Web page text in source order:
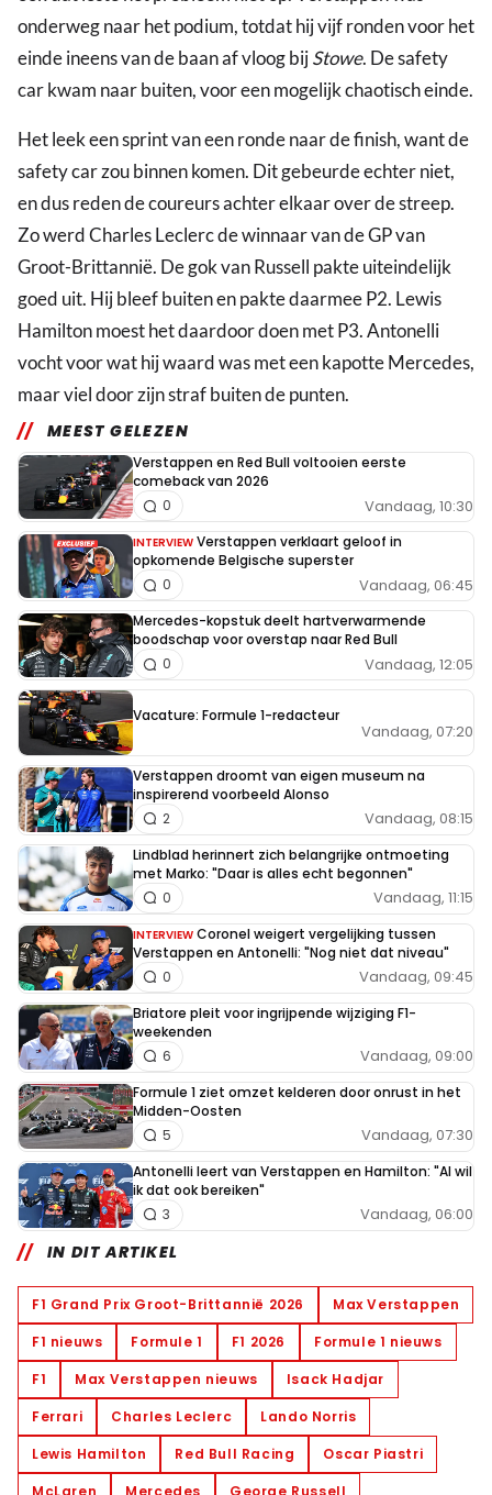
onderweg naar het podium, totdat hij vijf ronden voor het
einde ineens van de baan af vloog bijStowe. De safety
car kwam naar buiten, voor een mogelijk chaotisch einde.
Het leek een sprint van een ronde naar de finish, want de
safety car zou binnen komen. Dit gebeurde echter niet,
en dus reden de coureurs achter elkaar over de streep.
Zo werd Charles Leclerc de winnaar van de GP van
Groot-Brittannië. De gok van Russell pakte uiteindelijk
goed uit. Hij bleef buiten en pakte daarmee P2. Lewis
Hamilton moest het daardoor doen met P3. Antonelli
vocht voor wat hij waard was met een kapotte Mercedes,
maar viel door zijn straf buiten de punten.
MEEST GELEZEN
Verstappen en Red Bull voltooien eerste
comeback van 2026
Vandaag, 10:30
0
INTERVIEW Verstappen verklaart geloof in
opkomende Belgische superster
Vandaag, 06:45
0
Mercedes-kopstuk deelt hartverwarmende
boodschap voor overstap naar Red Bull
Vandaag, 12:05
0
Vacature: Formule 1-redacteur
Vandaag, 07:20
Verstappen droomt van eigen museum na
inspirerend voorbeeld Alonso
Vandaag, 08:15
2
Lindblad herinnert zich belangrijke ontmoeting
met Marko: "Daar is alles echt begonnen"
Vandaag, 11:15
0
INTERVIEW Coronel weigert vergelijking tussen
Verstappen en Antonelli: "Nog niet dat niveau"
Vandaag, 09:45
0
Briatore pleit voor ingrijpende wijziging F1-
weekenden
Vandaag, 09:00
6
Formule 1 ziet omzet kelderen door onrust in het
Midden-Oosten
Vandaag, 07:30
5
Antonelli leert van Verstappen en Hamilton: "Al wil
ik dat ook bereiken"
Vandaag, 06:00
3
IN DIT ARTIKEL
F1 Grand Prix Groot-Brittannië 2026
Max Verstappen
F1 nieuws
Formule 1 F1 2026
Formule 1 nieuws
F1
Max Verstappen nieuws
Isack Hadjar
Ferrari
Charles Leclerc
Lando Norris
Lewis Hamilton
Red Bull Racing
Oscar Piastri
McLaren
Mercedes
George Russell